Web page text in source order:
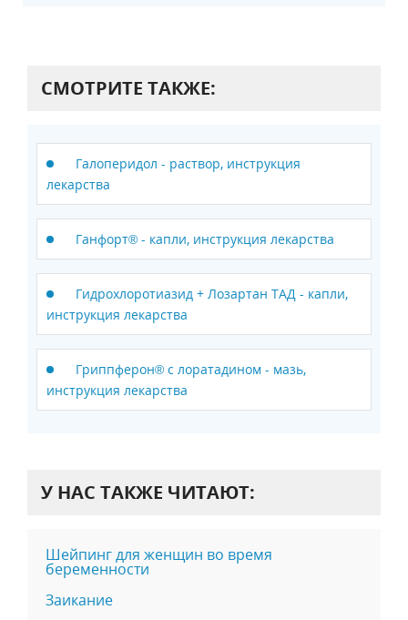
СМОТРИТЕ ТАКЖЕ:
Галоперидол - раствор, инструкция
лекарства
Ганфорт® - капли, инструкция лекарства
Гидрохлоротиазид + Лозартан ТАД - капли,
инструкция лекарства
Гриппферон® с лоратадином - мазь,
инструкция лекарства
У НАС ТАКЖЕ ЧИТАЮТ:
Шейпинг для женщин во время
беременности
Заикание